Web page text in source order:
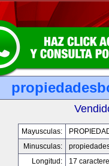
Mayusculas:
Minusculas:
Longitud:
17